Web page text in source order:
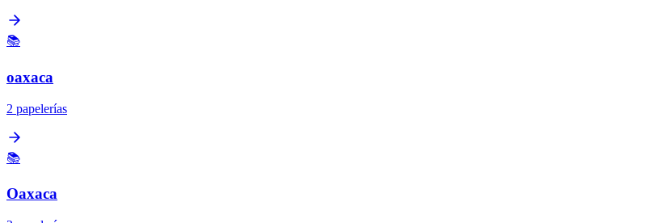
📚
oaxaca
2 papelerías
📚
Oaxaca